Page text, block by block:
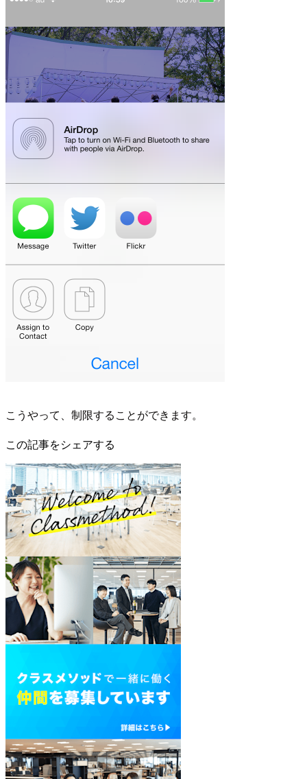
こうやって、制限することができます。
この記事をシェアする